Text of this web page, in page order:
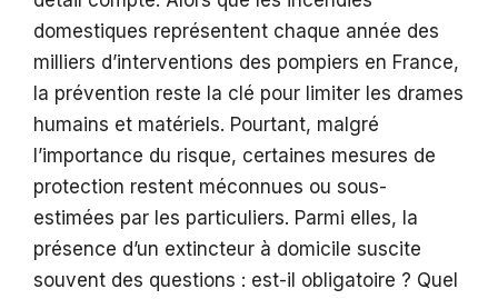
domestiques représentent chaque année des
milliers d’interventions des pompiers en France,
la prévention reste la clé pour limiter les drames
humains et matériels. Pourtant, malgré
l’importance du risque, certaines mesures de
protection restent méconnues ou sous-
estimées par les particuliers. Parmi elles, la
présence d’un extincteur à domicile suscite
souvent des questions : est-il obligatoire ? Quel